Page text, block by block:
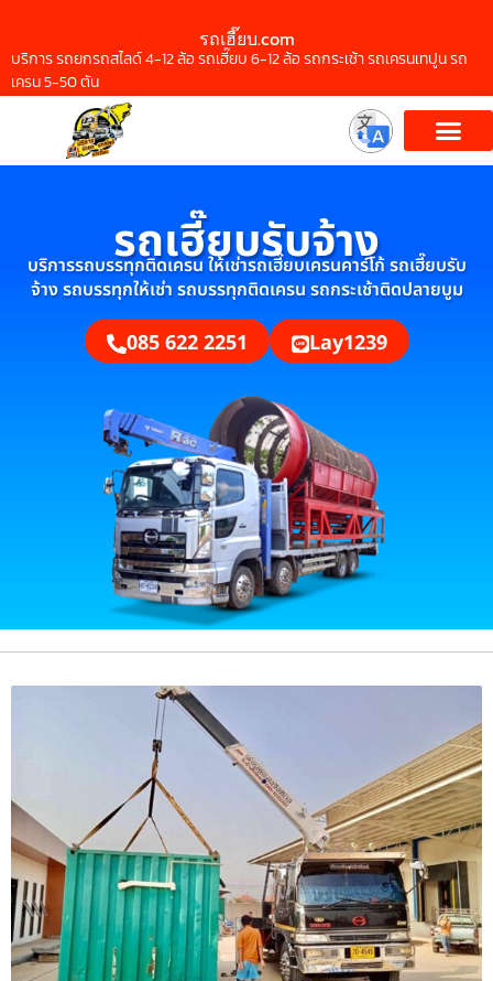
รถเฮี๊ยบ.com
บริการ รถยกรถสไลด์ 4-12 ล้อ รถเฮี๊ยบ 6-12 ล้อ รถกระเช้า รถเครนเทปูน รถ
เครน 5-50 ตัน
รถเฮี๊ยบรับจ้าง
บริการรถบรรทุกติดเครน ให้เช่ารถเฮี๊ยบเครนคาร์โก้ รถเฮี๊ยบรับ
จ้าง รถบรรทุกให้เช่า รถบรรทุกติดเครน รถกระเช้าติดปลายบูม
085 622 2251 Lay1239